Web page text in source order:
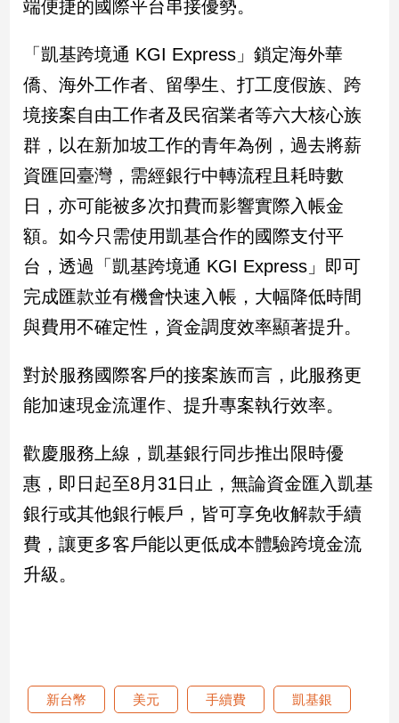
築/
內
設
計
旅
美
食
星
座/
命
理
費
康/
親
子/
情
藝
／
文
創
／
技/
遊
端便捷的國際平台串接優勢。
「凱基跨境通 KGI Express」鎖定海外華
僑、海外工作者、留學生、打工度假族、跨
境接案自由工作者及民宿業者等六大核心族
群，以在新加坡工作的青年為例，過去將薪
資匯回臺灣，需經銀行中轉流程且耗時數
日，亦可能被多次扣費而影響實際入帳金
額。如今只需使用凱基合作的國際支付平
台，透過「凱基跨境通 KGI Express」即可
完成匯款並有機會快速入帳，大幅降低時間
與費用不確定性，資金調度效率顯著提升。
對於服務國際客戶的接案族而言，此服務更
能加速現金流運作、提升專案執行效率。
歡慶服務上線，凱基銀行同步推出限時優
惠，即日起至8月31日止，無論資金匯入凱基
銀行或其他銀行帳戶，皆可享免收解款手續
費，讓更多客戶能以更低成本體驗跨境金流
升級。
新台幣 美元 手續費 凱基銀